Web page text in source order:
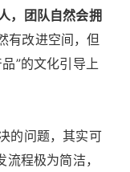
，团队自然会拥
有改进空间，但
”的文化引导上
的问题，其实可
程极为简洁，